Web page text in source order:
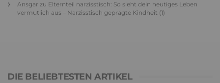
Ansgar zu Elternteil narzisstisch: So sieht dein heutiges Leben
vermutlich aus – Narzisstisch geprägte Kindheit (1)
DIE BELIEBTESTEN ARTIKEL